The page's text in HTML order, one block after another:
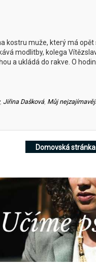
kostru muže, který má
modlitby, kolega
a ukládá do rakve. O
, Jiřina Dašková, Můj
Domovská stránka